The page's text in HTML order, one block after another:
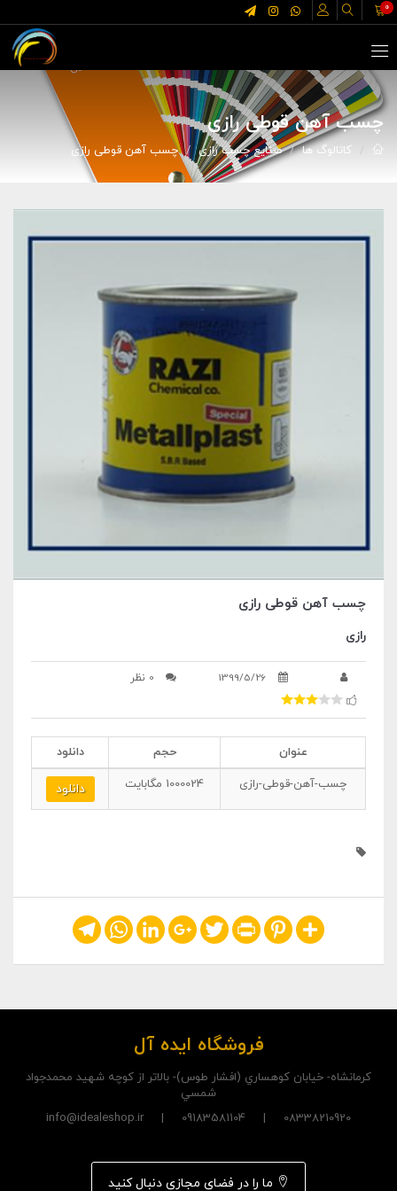
0
چسب آهن قوطی رازی
کاتالوگ ها صنایع چسب رازی چسب آهن قوطی رازی
چسب آهن قوطی رازی
رازی
1399/5/26 0 نظر
عنوان حجم
دانلود
چسب-آهن-قوطی-رازی
1000024 مگابایت دانلود
Share
Pinterest
Print
Twitter
Google+
LinkedIn
WhatsApp
Telegram
فروشگاه ایده آل
کرمانشاه- خيابان کوهساري (افشار طوس)- بالاتر از کوچه شهيد محمدجواد
شمسي
08338210920 | 09183581104 | info@idealeshop.ir
ما را در فضای مجازی دنبال کنید